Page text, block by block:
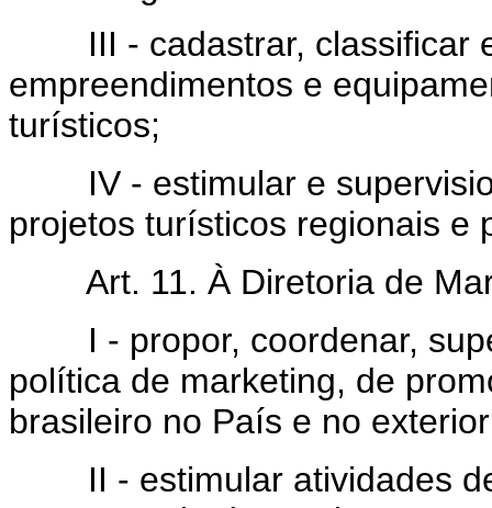
III - cadastrar, classificar e
empreendimentos e
turísticos;
IV - estimular e
projetos turísticos regionais e
Art. 11. À Diretoria de
I - propor, coordenar,
política de marketing, de
brasileiro no País e no
II - estimular atividades de